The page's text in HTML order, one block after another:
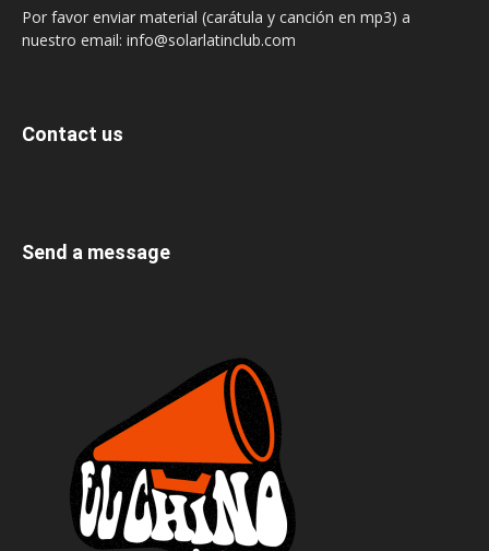
Por favor enviar material (carátula y canción en mp3) a
nuestro email: info@solarlatinclub.com
Contact us
Send a message